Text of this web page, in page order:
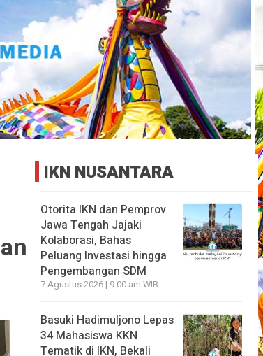
IKN NUSANTARA
Otorita IKN dan Pemprov
Jawa Tengah Jajaki
Kolaborasi, Bahas
Peluang Investasi hingga
Pengembangan SDM
7 Agustus 2026 | 9:00 am WIB
Basuki Hadimuljono Lepas
34 Mahasiswa KKN
Tematik di IKN, Bekali